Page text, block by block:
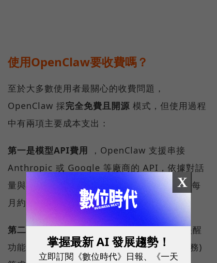
使用OpenClaw要收費嗎？
至於大多數使用者最關心的收費問題，
OpenClaw 採完全免費且開源 模式，但使用過程
中有兩項主要成本支出：
第一是模型API費用
，OpenClaw 支援串接
Anthropic 或 Google 等廠商的 API，依據對話
量與處理的資料大小付費，一般個人助理用途每
月約 3 至 10 美元（約新台幣94至314 元）。
第二是伺服器費用，若要維持 24 小時主動提醒
功能，許多網友建議租用AWS (亞馬遜網路服務)
X
掌握最新 AI 發展趨勢！
立即訂閱《數位時代》日報、《一天